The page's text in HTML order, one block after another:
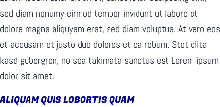
sed diam nonumy eirmod tempor invidunt ut labore et
dolore magna aliquyam erat, sed diam voluptua. At vero eos
et accusam et justo duo dolores et ea rebum. Stet clita
kasd gubergren, no sea takimata sanctus est Lorem ipsum
dolor sit amet.
ALIQUAM QUIS LOBORTIS QUAM